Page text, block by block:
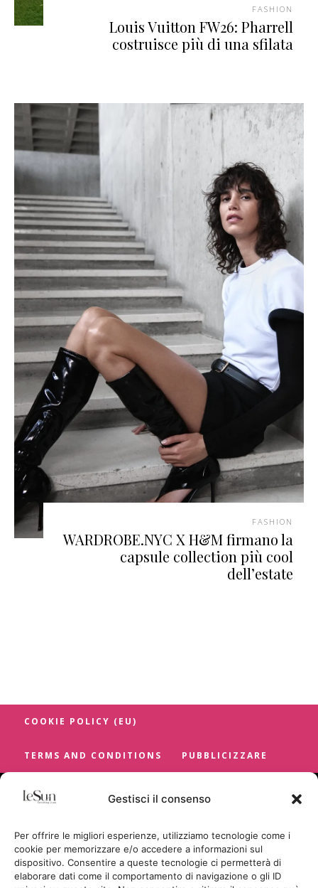
Gestisci il consenso
Per offrire le migliori esperienze, utilizziamo tecnologie come i
cookie per memorizzare e/o accedere a informazioni sul
dispositivo. Consentire a queste tecnologie ci permetterà di
elaborare dati come il comportamento di navigazione o gli ID
FASHION
Louis Vuitton FW26: Pharrell
costruisce più di una sfilata
FASHION
WARDROBE.NYC X H&M firmano la
capsule collection più cool
dell’estate
COOKIE POLICY (EU)
TERMS AND CONDITIONS PUBBLICIZZARE